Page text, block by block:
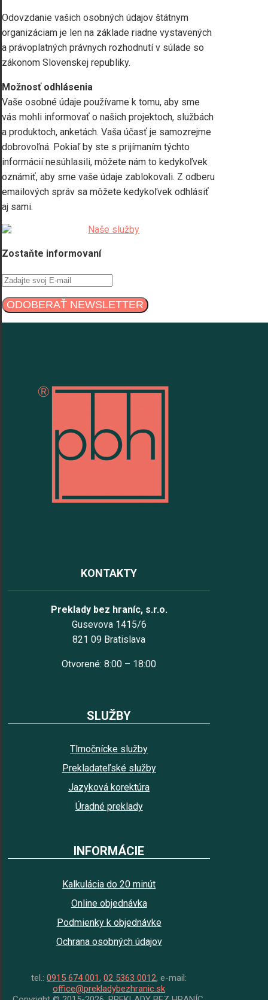
Odovzdanie vašich osobných údajov štátnym
organizáciam je len na základe riadne vystavených
a právoplatných právnych rozhodnutí v súlade so
zákonom Slovenskej republiky.
Možnosť odhlásenia
Vaše osobné údaje používame k tomu, aby sme
vás mohli informovať o našich projektoch, službách
a produktoch, anketách. Vaša účasť je samozrejme
dobrovoľná. Pokiaľ by ste s prijímaním týchto
informácií nesúhlasili, môžete nám to kedykoľvek
oznámiť, aby sme vaše údaje zablokovali. Z odberu
emailových správ sa môžete kedykoľvek odhlásiť
aj sami.
Zostaňte informovaní
KONTAKTY
Preklady bez hraníc, s.r.o.
Gusevova 1415/6
821 09 Bratislava
Otvorené: 8:00 – 18:00
SLUŽBY
Tlmočnícke služby
Prekladateľské služby
Jazyková korektúra
Úradné preklady
INFORMÁCIE
Kalkulácia do 20 minút
Online objednávka
Podmienky k objednávke
Ochrana osobných údajov
tel.:0915 674 001,02 5363 0012, e-mail:
office@prekladybezhranic.sk